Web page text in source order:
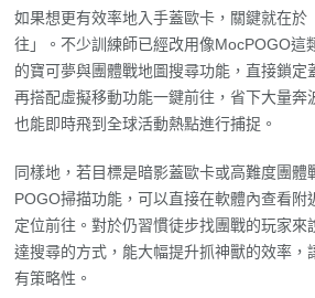
如果想更有效率地入手蓋歐卡，關鍵就在於
往」。不少訓練師已經改用像MocPOGO這
的寶可夢與團體戰地圖搜尋功能，直接鎖定
再搭配虛擬移動功能一鍵前往，省下大量奔
也能即時飛到全球活動熱點進行捕捉。
同樣地，若目標是暗影蓋歐卡或高難度團體
POGO掃描功能，可以直接在軟體內查看附
定位前往。對於仍習慣徒步找團戰的玩家來
達搜尋的方式，能大幅提升抓神獸的效率，
有策略性。